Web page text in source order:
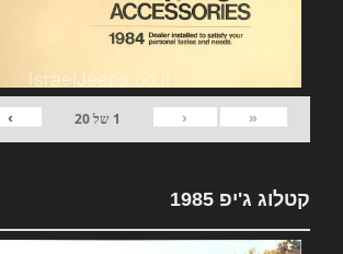
«
‹
1 של20
›
קטלוג ג'יפ 1985